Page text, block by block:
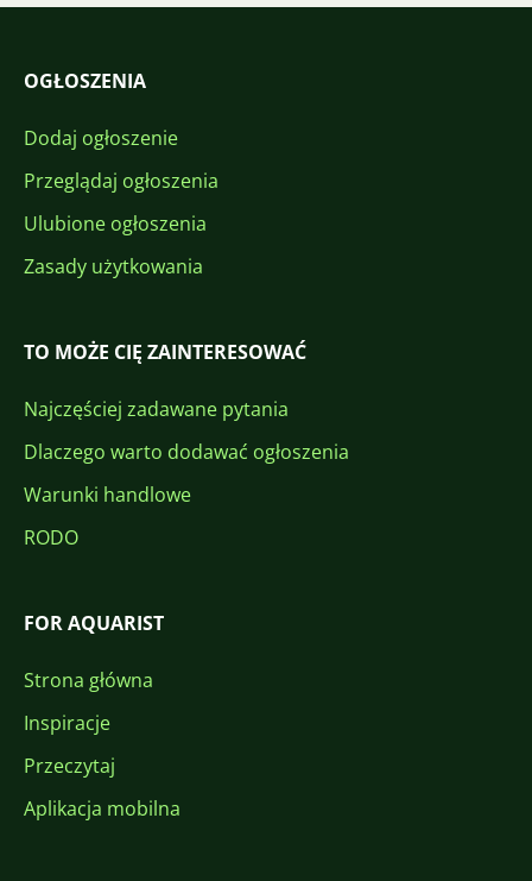
OGŁOSZENIA
Dodaj ogłoszenie
Przeglądaj ogłoszenia
Ulubione ogłoszenia
Zasady użytkowania
TO MOŻE CIĘ ZAINTERESOWAĆ
Najczęściej zadawane pytania
Dlaczego warto dodawać ogłoszenia
Warunki handlowe
RODO
FOR AQUARIST
Strona główna
Inspiracje
Przeczytaj
Aplikacja mobilna